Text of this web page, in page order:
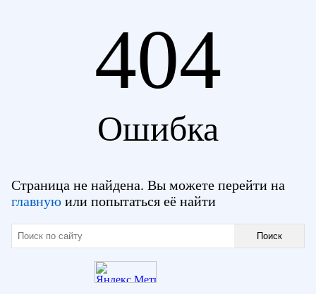
404
Ошибка
Страница не найдена. Вы можете перейти на
главную или попытаться её найти